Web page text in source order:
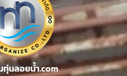
นลอยน้ำ.com